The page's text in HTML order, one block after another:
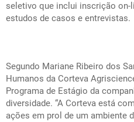
seletivo que inclui inscrição on-
estudos de casos e entrevistas.
Segundo Mariane Ribeiro dos
Humanos da Corteva
Programa de Estágio da
diversidade. “A Corteva está
ações em prol de um ambiente